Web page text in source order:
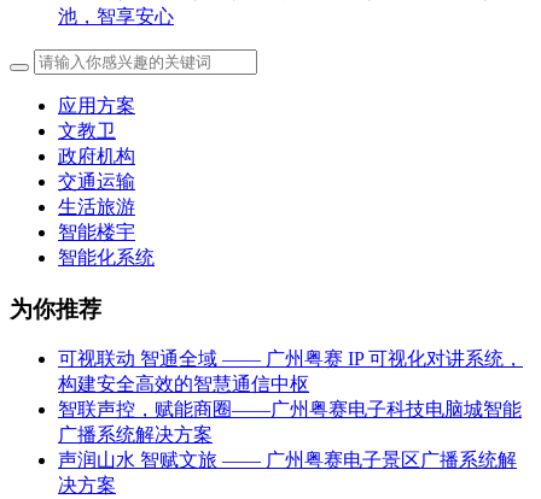
池，智享安心
应用方案
文教卫
政府机构
交通运输
生活旅游
智能楼宇
智能化系统
为你推荐
可视联动 智通全域 —— 广州粤赛 IP 可视化对讲系统，
构建安全高效的智慧通信中枢
智联声控，赋能商圈——广州粤赛电子科技电脑城智能
广播系统解决方案
声润山水 智赋文旅 —— 广州粤赛电子景区广播系统解
决方案